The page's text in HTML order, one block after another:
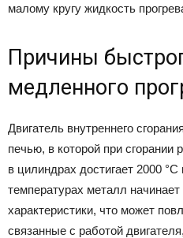
малому кругу жидкость
Причины
медленного
Двигатель внутреннего
печью, в которой при сгорании
в цилиндрах достигает 2000
температурах металл
характеристики, что может
связанные с работой